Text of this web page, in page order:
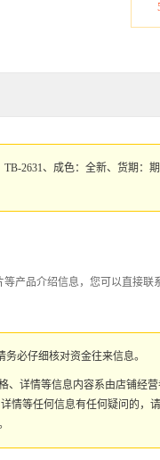
2631、成色：全新、货期：
产品介绍信息，您可以直接联
必仔细核对资金往来信息。
详情等信息内容系由店铺经
等任何信息有任何疑问的，